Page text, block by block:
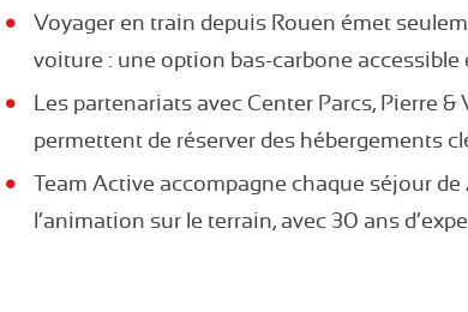
Voyager en train depuis Rouen émet
voiture : une option bas-carbone accessible
Les partenariats avec Center Parcs, Pierre
permettent de réserver des hébergements
Team Active accompagne chaque séjour
l’animation sur le terrain, avec 30 ans